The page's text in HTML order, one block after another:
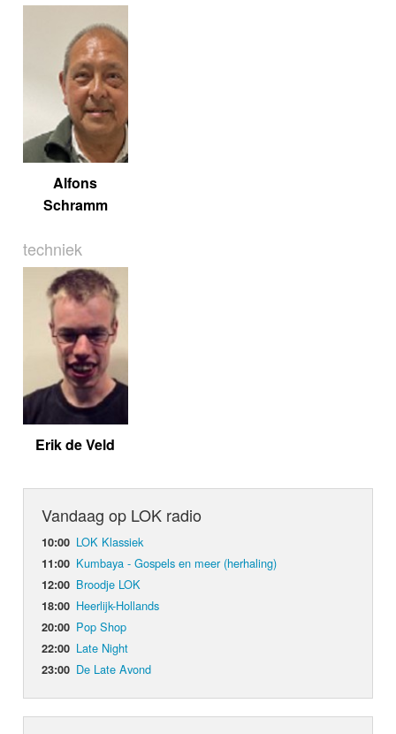
Alfons
Schramm
techniek
Erik de Veld
Vandaag op LOK radio
10:00 LOK Klassiek
11:00 Kumbaya - Gospels en meer (herhaling)
12:00 Broodje LOK
18:00 Heerlijk-Hollands
20:00 Pop Shop
22:00 Late Night
23:00 De Late Avond